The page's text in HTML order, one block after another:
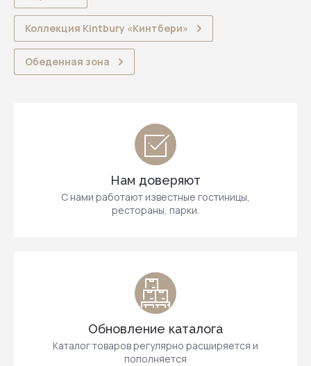
Коллекция Kintbury «Кинтбери»
Обеденная зона
Нам доверяют
С нами работают известные гостиницы,
рестораны, парки.
Обновление каталога
Каталог товаров регулярно расширяется и
пополняется